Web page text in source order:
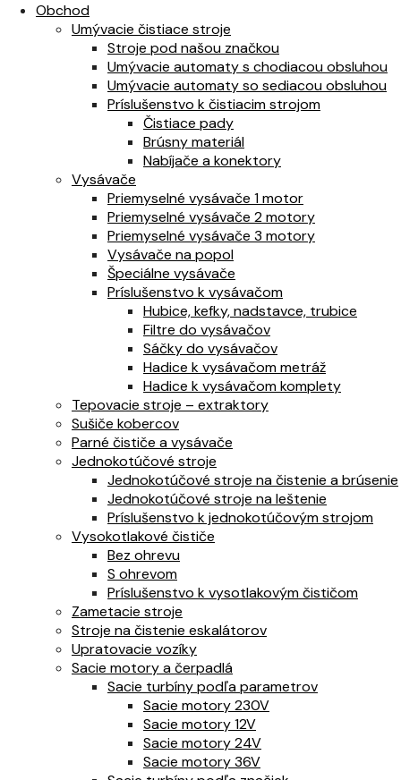
Obchod
Umývacie čistiace stroje
Stroje pod našou značkou
Umývacie automaty s chodiacou obsluhou
Umývacie automaty so sediacou obsluhou
Príslušenstvo k čistiacim strojom
Čistiace pady
Brúsny materiál
Nabíjače a konektory
Vysávače
Priemyselné vysávače 1 motor
Priemyselné vysávače 2 motory
Priemyselné vysávače 3 motory
Vysávače na popol
Špeciálne vysávače
Príslušenstvo k vysávačom
Hubice, kefky, nadstavce, trubice
Filtre do vysávačov
Sáčky do vysávačov
Hadice k vysávačom metráž
Hadice k vysávačom komplety
Tepovacie stroje – extraktory
Sušiče kobercov
Parné čističe a vysávače
Jednokotúčové stroje
Jednokotúčové stroje na čistenie a brúsenie
Jednokotúčové stroje na leštenie
Príslušenstvo k jednokotúčovým strojom
Vysokotlakové čističe
Bez ohrevu
S ohrevom
Príslušenstvo k vysotlakovým čističom
Zametacie stroje
Stroje na čistenie eskalátorov
Upratovacie vozíky
Sacie motory a čerpadlá
Sacie turbíny podľa parametrov
Sacie motory 230V
Sacie motory 12V
Sacie motory 24V
Sacie motory 36V